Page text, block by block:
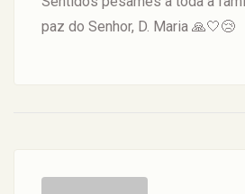
paz do Senhor, D. Maria 🙏🤍😢